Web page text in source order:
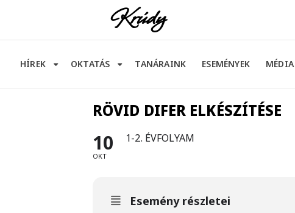
Krúdy
HÍREK OKTATÁS TANÁRAINK ESEMÉNYEK MÉDIA
RÖVID DIFER ELKÉSZÍTÉSE
10
OKT
1-2. ÉVFOLYAM
Esemény részletei